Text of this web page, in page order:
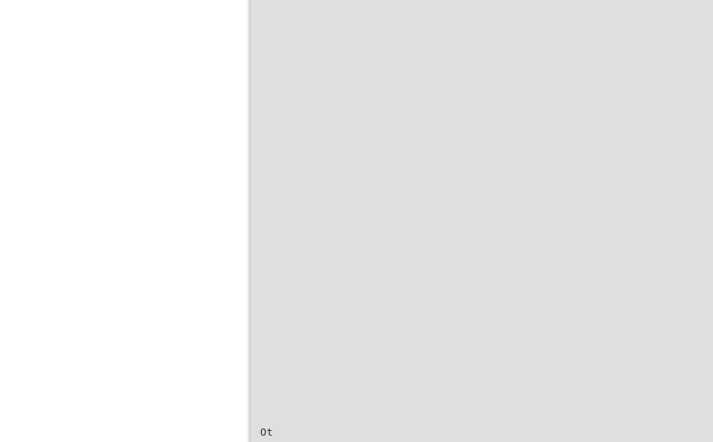
Ot